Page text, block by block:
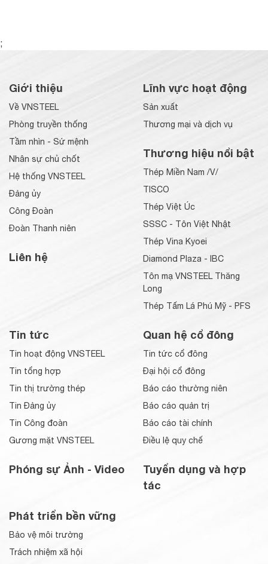
;
Giới thiệu
Về VNSTEEL
Phòng truyền thống
Tầm nhìn - Sứ mệnh
Nhân sự chủ chốt
Hệ thống VNSTEEL
Đảng ủy
Công Đoàn
Đoàn Thanh niên
Liên hệ
Lĩnh vực hoạt động
Sản xuất
Thương mại và dịch vụ
Thương hiệu nổi bật
Thép Miền Nam /V/
TISCO
Thép Việt Úc
SSSC - Tôn Việt Nhật
Thép Vina Kyoei
Diamond Plaza - IBC
Tôn mạ VNSTEEL Thăng
Long
Thép Tấm Lá Phú Mỹ - PFS
Tin tức
Tin hoạt động VNSTEEL
Tin tổng hợp
Tin thị trường thép
Tin Đảng ủy
Tin Công đoàn
Gương mặt VNSTEEL
Phóng sự Ảnh - Video
Quan hệ cổ đông
Tin tức cổ đông
Đại hội cổ đông
Báo cáo thường niên
Báo cáo quản trị
Báo cáo tài chính
Điều lệ quy chế
Tuyển dụng và hợp
tác
Phát triển bền vững
Bảo vệ môi trường
Trách nhiệm xã hội